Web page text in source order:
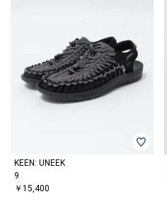
KEEN: UNEEK
9
￥15,400